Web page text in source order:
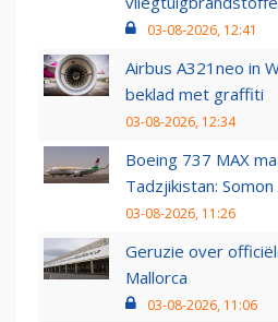
03-08-2026, 12:41
Airbus A321neo in
beklad met graffiti
03-08-2026, 12:34
Boeing 737 MAX
Tadzjikistan:
03-08-2026, 11:26
Geruzie over
Mallorca
03-08-2026, 11:06